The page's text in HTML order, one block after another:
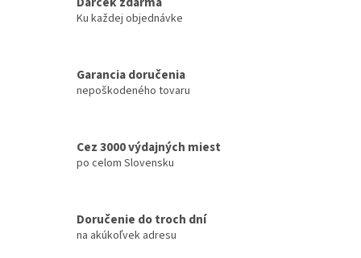
Ku každej objednávke
Garancia doručenia
nepoškodeného tovaru
Cez 3000 výdajných miest
po celom Slovensku
Doručenie do troch dní
na akúkoľvek adresu